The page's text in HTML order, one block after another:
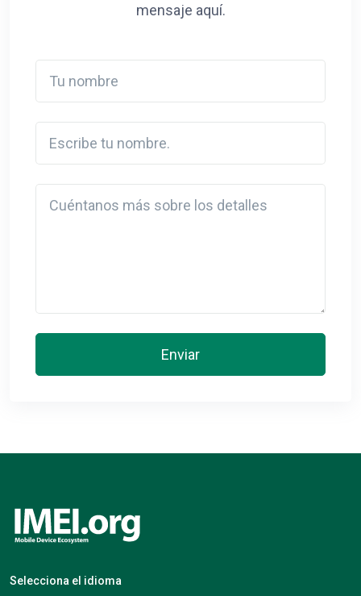
mensaje aquí.
Enviar
Selecciona el idioma